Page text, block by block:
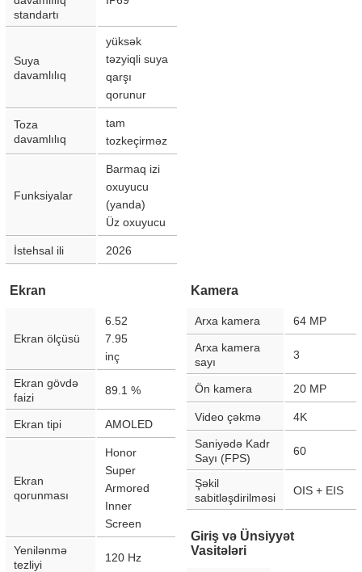
standartı
Suya
davamlılıq
yüksək
təzyiqli suya
qarşı
qorunur
Toza
davamlılıq
tam
tozkeçirməz
Funksiyalar
Barmaq izi
oxuyucu
(yanda)
Üz oxuyucu
İstehsal ili 2026
Ekran
Ekran ölçüsü
6.52
7.95
inç
Ekran gövdə
faizi
89.1 %
Ekran tipi AMOLED
Ekran
qorunması
Honor
Super
Armored
Inner
Screen
Yenilənmə
tezliyi
120 Hz
Kamera
Arxa kamera 64 MP
Arxa kamera
sayı
3
Ön kamera 20 MP
Video çəkmə 4K
Saniyədə Kadr
Sayı (FPS)
60
Şəkil
sabitləşdirilməsi
OIS + EIS
Giriş və Ünsiyyət
Vasitələri